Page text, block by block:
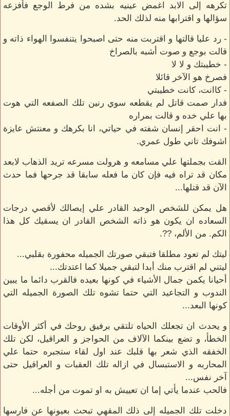
تكرهه إلى الابد اغمض عينيه بشده من فرط الوجع فأفزعه
سؤالها و اقترابها منه لذلك الحد.
- رد عليا قالتها و اقتربت منه حتى اصبحوا يتنفسوا الهواء ذاته و
قالت بوجع و صوت أشبه بالصراخ
- خطيبتك و لا لا
فصرخ هو الآخر قائلا
- كاانت، كانت خطيبتي
فدار صمت قاتل لم يقطعه سوي رنين تلك الصفعه التي هوت
بها علي خده و قالت بمراره
- انت احقر إنسان شفته في حياتي، انا بكرهك و معنتش عايزة
اشوفك تاني طول عمري.
القت بجملتها علي مسامعه و هرولت مسرعه تريد الذهاب لابعد
مكان قد تراه فيه فإن كان ما فعله سابقا قد جرحها فما حدث
الآن قد قتلها...
هل يمكن للشخص الوحيد القادر علي إيصالك لأقصي درجات
السعاده ان يكون هو ذاته الشخص القادر ان يسقيك كل هذا
الكم. من الألم، ??.
ليتك لم تعود مطلقا فتبقي صورتك الجميله محفورة بقلبي...
ليتني لم اقترب منك أبدا لتبقي جميلا كما اعتدتك...
أحيانا يكمن جمال الأشياء في كونها بعيده فالقرب دائما ما يبين
الندوب و التجاعيد التي حتما تشوه تلك الصورة الجميله التي
كونها البعد...
و يحدث ان تجعلك الحياه تلتقي برفيق روحك في أكثر الأوقات
الخطأ، و تضع بينكما الآلاف من الحواجز و العراقيل، لكن تلك
الخفقه الذي شعر بها قلبك عند اول لقاء ستجبره حتما علي
المحاربه و الاستبسال في ازاله تلك العقبات و العراقيل حتى
آخر نفس...
فالحب عندما يأتي إما ان تعييش به او تموت من أجله...
دخلت تلك الجميله إلى ذلك المقهي تبحث بعيونها عن فارسها